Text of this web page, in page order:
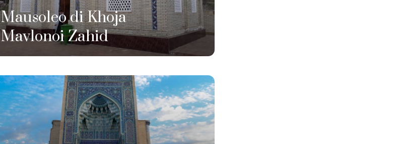
Mausoleo di Khoja
Mavlonoi Zahid